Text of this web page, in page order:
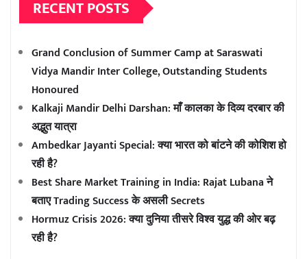
RECENT POSTS
Grand Conclusion of Summer Camp at Saraswati
Vidya Mandir Inter College, Outstanding Students
Honoured
Kalkaji Mandir Delhi Darshan: माँ कालका के दिव्य दरबार की
अद्भुत यात्रा
Ambedkar Jayanti Special: क्या भारत को बांटने की कोशिश हो
रही है?
Best Share Market Training in India: Rajat Lubana ने
बताए Trading Success के असली Secrets
Hormuz Crisis 2026: क्या दुनिया तीसरे विश्व युद्ध की ओर बढ़
रही है?